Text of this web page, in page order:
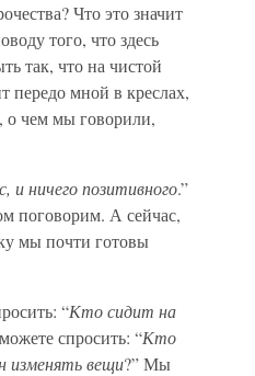
Что это значит
того, что здесь
так, что на чистой
передо мной в креслах,
о чем мы говорили,
ничего позитивного.”
поговорим. А сейчас,
мы почти готовы
“Кто сидит на
спросить: “Кто
изменять вещи?” Мы